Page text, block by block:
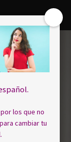
los que no
cambiar tu